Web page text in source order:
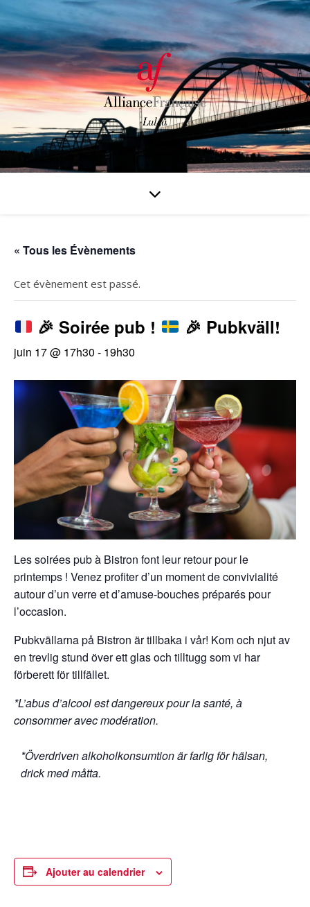
« Tous les Évènements
Cet évènement est passé.
🎉 Soirée pub ! 🎉 Pubkväll!
juin 17 @ 17h30 - 19h30
Les soirées pub à Bistron font leur retour pour le
printemps ! Venez profiter d’un moment de convivialité
autour d’un verre et d’amuse-bouches préparés pour
l’occasion.
Pubkvällarna på Bistron är tillbaka i vår! Kom och njut av
en trevlig stund över ett glas och tilltugg som vi har
förberett för tillfället.
*L’abus d’alcool est dangereux pour la santé, à
consommer avec modération.
*Överdriven alkoholkonsumtion är farlig för hälsan,
drick med måtta.
Ajouter au calendrier